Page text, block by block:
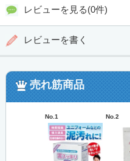
レビューを見る(0件)
レビューを書く
売れ筋商品
No.1 No.2